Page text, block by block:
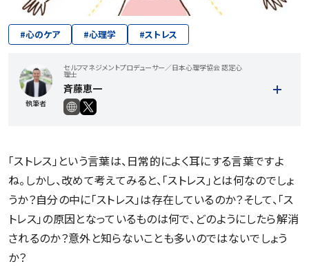
#心のケア #心理学 #ストレス
執筆者
セルフマネジメントプロデューサー／日本心理学協会 認定心
理士
斉藤恵一
記事一覧を見る
「ストレス」という言葉は、日常的によく耳にする言葉ですよ
ね。しかし、改めて考えてみると、「ストレス」とは何なのでしょ
うか？自分の中に「ストレス」は存在しているのか？そして、「ス
トレス」の原因となっているものは何で、どのようにしたら解消
されるのか？意外と知らないことも多いのではないでしょう
か？